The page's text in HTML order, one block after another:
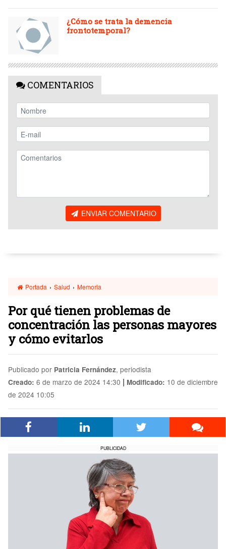
¿Cómo se trata la demencia
frontotemporal?
COMENTARIOS
ENVIAR COMENTARIO
Portada › Salud › Memoria
Por qué tienen problemas de
concentración las personas mayores
y cómo evitarlos
Publicado por Patricia Fernández, periodista
Creado: 6 de marzo de 2024 14:30 | Modificado: 10 de diciembre
de 2024 10:05
PUBLICIDAD